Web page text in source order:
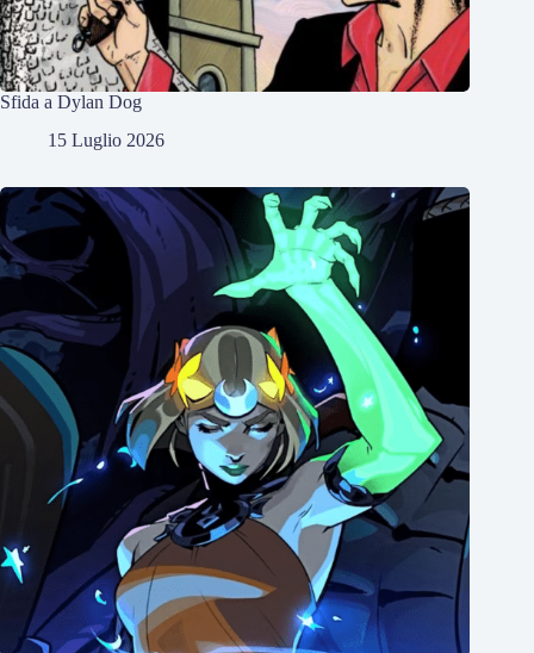
Sfida a Dylan Dog
15 Luglio 2026